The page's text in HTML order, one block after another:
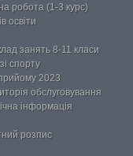
робота (1-3 курс)
освіти
занять 8-11 класи
спорту
2023
обслуговування
інформація
розпис